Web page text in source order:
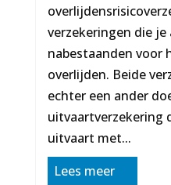
verzekeringen die
nabestaanden voor
overlijden. Beide
echter een ander
uitvaartverzekering
uitvaart met...
Lees meer